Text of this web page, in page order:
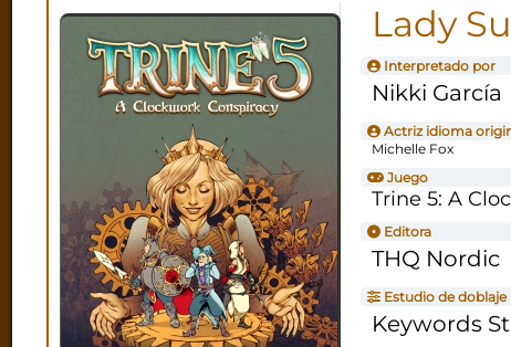
Lady
Interpretado por
Nikki García
Actriz idioma
Michelle Fox
Juego
Trine 5: A
Editora
THQ Nordic
Estudio de doblaje
Keywords